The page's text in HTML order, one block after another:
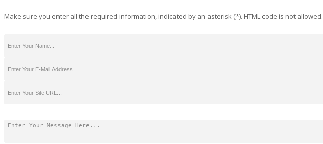
Make sure you enter all the required information, indicated by an asterisk (*). HTML code is not allowed.